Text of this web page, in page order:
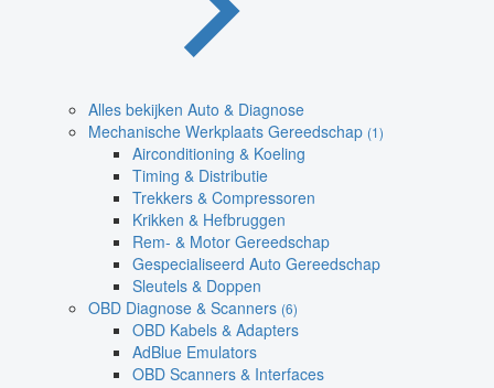
Alles bekijken Auto & Diagnose
Mechanische Werkplaats Gereedschap (1)
Airconditioning & Koeling
Timing & Distributie
Trekkers & Compressoren
Krikken & Hefbruggen
Rem- & Motor Gereedschap
Gespecialiseerd Auto Gereedschap
Sleutels & Doppen
OBD Diagnose & Scanners (6)
OBD Kabels & Adapters
AdBlue Emulators
OBD Scanners & Interfaces